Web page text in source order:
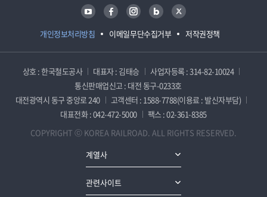
개인정보처리방침 이메일무단수집거부 저작권정책
유튜브 페이스북 인스타그램 블로그 트위터
상호 : 한국철도공사 대표자 : 김태승
사업자등록 : 314-82-10024
통신판매업신고 : 대전 동구-0233호
대전광역시 동구 중앙로 240
고객센터 : 1588-7788(이용료 : 발신자부담)
대표전화 : 042-472-5000
팩스 : 02-361-8385
COPYRIGHT ⓒ KOREA RAILROAD. ALL RIGHTS RESERVED.
계열사
관련사이트